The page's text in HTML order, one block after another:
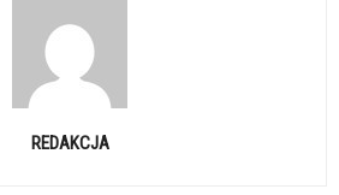
REDAKCJA